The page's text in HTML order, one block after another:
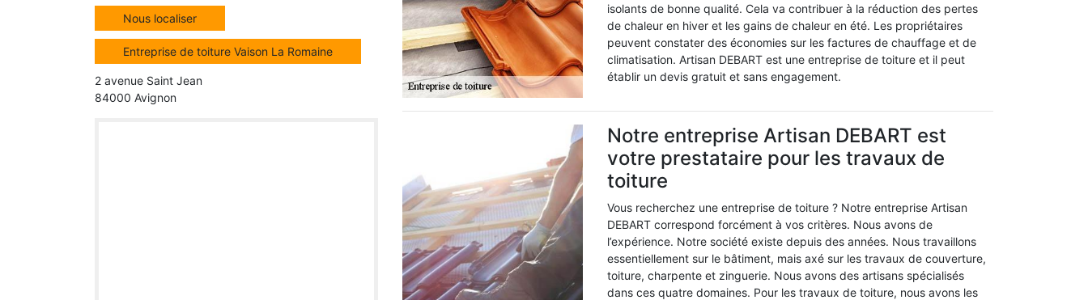
Nous localiser
Entreprise de toiture Vaison La Romaine
2 avenue Saint Jean
84000 Avignon
isolants de bonne qualité. Cela va contribuer à la réduction des pertes
de chaleur en hiver et les gains de chaleur en été. Les propriétaires
peuvent constater des économies sur les factures de chauffage et de
climatisation. Artisan DEBART est une entreprise de toiture et il peut
établir un devis gratuit et sans engagement.
Notre entreprise Artisan DEBART est
votre prestataire pour les travaux de
toiture
Vous recherchez une entreprise de toiture ? Notre entreprise Artisan
DEBART correspond forcément à vos critères. Nous avons de
l’expérience. Notre société existe depuis des années. Nous travaillons
essentiellement sur le bâtiment, mais axé sur les travaux de couverture,
toiture, charpente et zinguerie. Nous avons des artisans spécialisés
dans ces quatre domaines. Pour les travaux de toiture, nous avons les